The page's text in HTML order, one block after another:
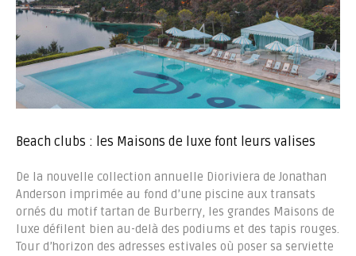
Beach clubs : les Maisons de luxe font leurs valises
De la nouvelle collection annuelle Dioriviera de Jonathan
Anderson imprimée au fond d’une piscine aux transats
ornés du motif tartan de Burberry, les grandes Maisons de
luxe défilent bien au-delà des podiums et des tapis rouges.
Tour d’horizon des adresses estivales où poser sa serviette